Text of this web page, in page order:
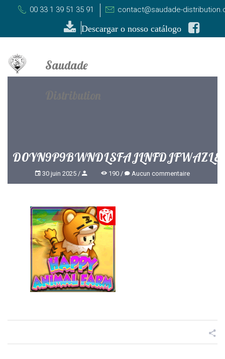
00 33 1 39 51 35 91 contact@saudade-
Descargar o nosso catálogo
30 juin 2025 190 Aucun commentaire